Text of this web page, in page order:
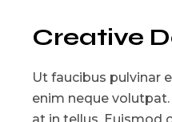
Creative
Ut faucibus pulvinar
enim neque